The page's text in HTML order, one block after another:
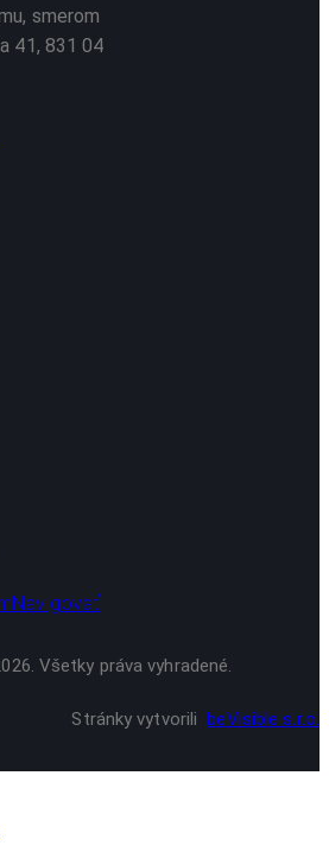
smerom
41, 831 04
Navigovať
Všetky práva vyhradené.
Stránky vytvorilibeVisible s.r.o.